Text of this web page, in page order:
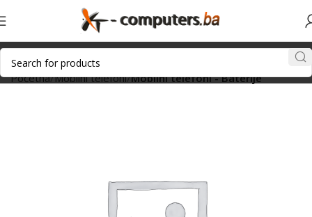
Početna Mobilni telefoni Mobilni telefoni - Baterije